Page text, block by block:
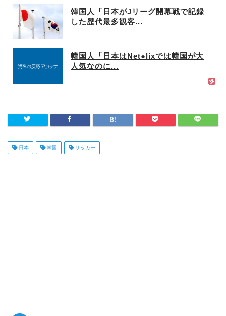
韓国人「日本がJリーグ開幕戦で記録
した歴代最多観客...
韓国人「日本はNet●lixでは韓国が大
人気なのに...
日本 韓国 サッカー